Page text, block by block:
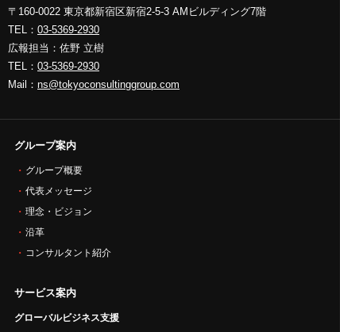
〒160-0022 東京都新宿区新宿2-5-3 AMビルディング7階
TEL： 03-5369-2930
広報担当：佐野 立樹
TEL： 03-5369-2930
Mail： ns@tokyoconsultinggroup.com
グループ案内
グループ概要
代表メッセージ
理念・ビジョン
沿革
コンサルタント紹介
サービス案内
グローバルビジネス支援